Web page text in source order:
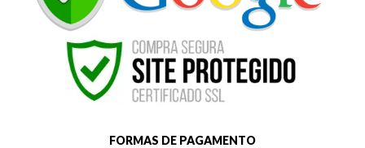
FORMAS DE PAGAMENTO